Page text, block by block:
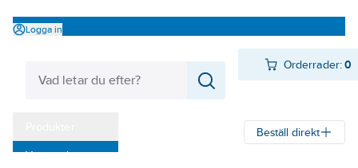
Logga in
Orderrader:0
Varumärken
Beställ direkt